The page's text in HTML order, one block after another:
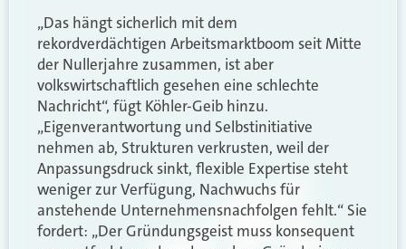
„Das hängt sicherlich mit dem
rekordverdächtigen Arbeitsmarktboom seit Mitte
der Nullerjahre zusammen, ist aber
volkswirtschaftlich gesehen eine schlechte
Nachricht“, fügt Köhler-Geib hinzu.
„Eigenverantwortung und Selbstinitiative
nehmen ab, Strukturen verkrusten, weil der
Anpassungsdruck sinkt, flexible Expertise steht
weniger zur Verfügung, Nachwuchs für
anstehende Unternehmensnachfolgen fehlt.“ Sie
fordert: „Der Gründungsgeist muss konsequent